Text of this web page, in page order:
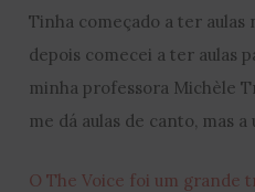
Tinha começado a ter aulas
depois comecei a ter aulas
minha professora Michèle
me dá aulas de canto, mas
O The Voice foi um grande